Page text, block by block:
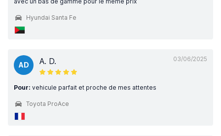
Hyundai Santa Fe
03/06/2025
AD A. D.
Pour: vehicule parfait et proche de mes attentes
Toyota ProAce